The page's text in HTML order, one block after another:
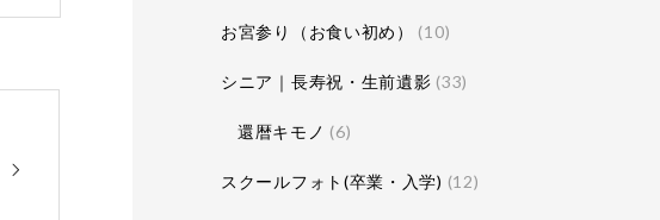
お宮参り（お食い初め） (10)
シニア｜長寿祝・生前遺影 (33)
還暦キモノ (6)
スクールフォト(卒業・入学) (12)